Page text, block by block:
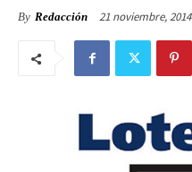
By Redacción 21 noviembre, 2014